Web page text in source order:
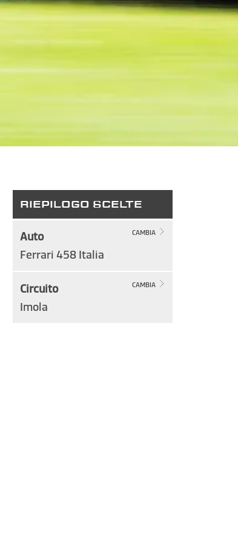
RIEPILOGO SCELTE
CAMBIA
Auto
Ferrari 458 Italia
CAMBIA
Circuito
Imola